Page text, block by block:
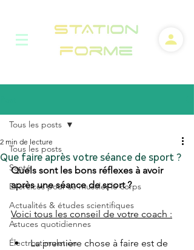
Tous les posts
Santé
Exercices pour se muscler le corps
Actualités & études scientifiques
Astuces quotidiennes
Électrostimulation
Tous les posts
Que faire après votre séance de sport ?
2 min de lecture
Quels sont les bons réflexes à avoir
après une séance de sport ?
Voici tous les conseil de votre coach :
La première chose à faire est de